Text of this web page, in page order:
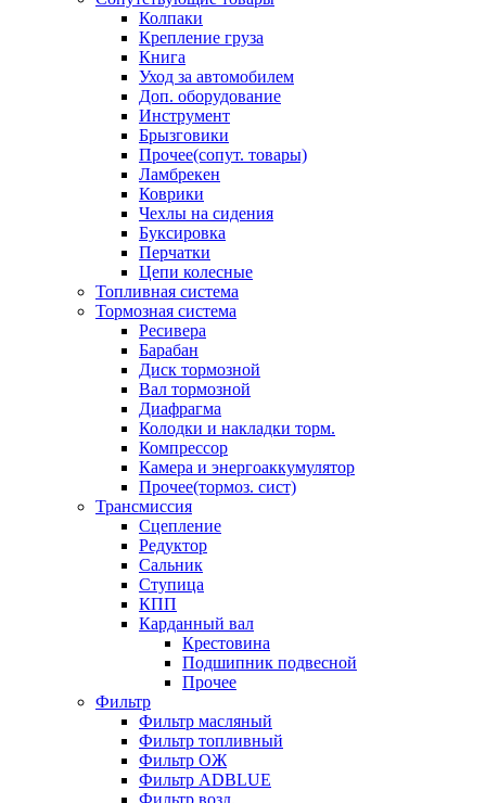
Колпаки
Крепление груза
Книга
Уход за автомобилем
Доп. оборудование
Инструмент
Брызговики
Прочее(сопут. товары)
Ламбрекен
Коврики
Чехлы на сидения
Буксировка
Перчатки
Цепи колесные
Топливная система
Тормозная система
Ресивера
Барабан
Диск тормозной
Вал тормозной
Диафрагма
Колодки и накладки торм.
Компрессор
Камера и энергоаккумулятор
Прочее(тормоз. сист)
Трансмиссия
Сцепление
Редуктор
Сальник
Ступица
КПП
Карданный вал
Крестовина
Подшипник подвесной
Прочее
Фильтр
Фильтр масляный
Фильтр топливный
Фильтр ОЖ
Фильтр ADBLUE